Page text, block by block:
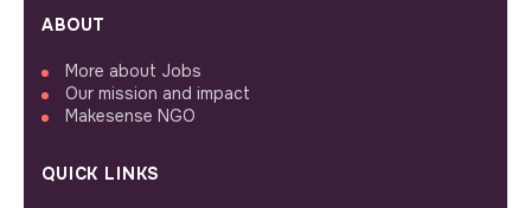
ABOUT
More about Jobs
Our mission and impact
Makesense NGO
QUICK LINKS